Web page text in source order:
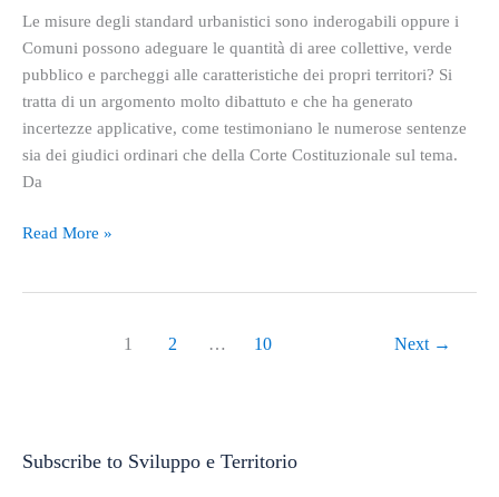
Le misure degli standard urbanistici sono inderogabili oppure i
Comuni possono adeguare le quantità di aree collettive, verde
pubblico e parcheggi alle caratteristiche dei propri territori? Si
tratta di un argomento molto dibattuto e che ha generato
incertezze applicative, come testimoniano le numerose sentenze
sia dei giudici ordinari che della Corte Costituzionale sul tema.
Da
Read More »
1 2 … 10 Next →
Subscribe to Sviluppo e Territorio
T